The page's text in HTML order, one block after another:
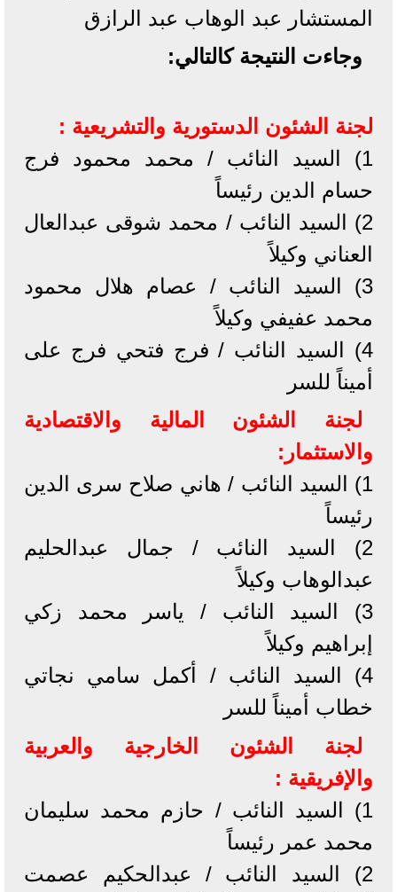
المستشار عبد الوهاب عبد الرازق
وجاءت النتيجة كالتالي:
لجنة الشئون الدستورية والتشريعية :
1) السيد النائب / محمد محمود فرج
حسام الدين رئيساً
2) السيد النائب / محمد شوقى عبدالعال
العناني وكيلاً
3) السيد النائب / عصام هلال محمود
محمد عفيفي وكيلاً
4) السيد النائب / فرج فتحي فرج على
أميناً للسر
لجنة الشئون المالية والاقتصادية
والاستثمار:
1) السيد النائب / هاني صلاح سرى الدين
رئيساً
2) السيد النائب / جمال عبدالحليم
عبدالوهاب وكيلاً
3) السيد النائب / ياسر محمد زكي
إبراهيم وكيلاً
4) السيد النائب / أكمل سامي نجاتي
خطاب أميناً للسر
لجنة الشئون الخارجية والعربية
والإفريقية :
1) السيد النائب / حازم محمد سليمان
محمد عمر رئيساً
2) السيد النائب / عبدالحكيم عصمت